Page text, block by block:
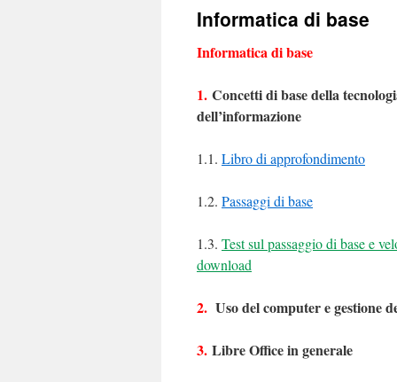
Informatica di base
Informatica di base
1. Concetti di base della
dell’informazione
1.1. Libro di approfondimento
1.2. Passaggi di base
1.3. Test sul passaggio di base e
download
2. Uso del computer e gestione
3. Libre Office in generale